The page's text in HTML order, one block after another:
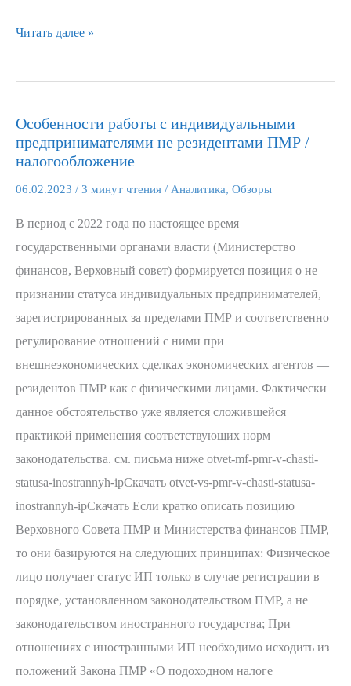
Читать далее »
Особенности работы с индивидуальными
предпринимателями не резидентами ПМР /
налогообложение
06.02.2023 / 3 минут чтения / Аналитика, Обзоры
В период с 2022 года по настоящее время
государственными органами власти (Министерство
финансов, Верховный совет) формируется позиция о не
признании статуса индивидуальных предпринимателей,
зарегистрированных за пределами ПМР и соответственно
регулирование отношений с ними при
внешнеэкономических сделках экономических агентов —
резидентов ПМР как с физическими лицами. Фактически
данное обстоятельство уже является сложившейся
практикой применения соответствующих норм
законодательства. см. письма ниже otvet-mf-pmr-v-chasti-
statusa-inostrannyh-ipСкачать otvet-vs-pmr-v-chasti-statusa-
inostrannyh-ipСкачать Если кратко описать позицию
Верховного Совета ПМР и Министерства финансов ПМР,
то они базируются на следующих принципах: Физическое
лицо получает статус ИП только в случае регистрации в
порядке, установленном законодательством ПМР, а не
законодательством иностранного государства; При
отношениях с иностранными ИП необходимо исходить из
положений Закона ПМР «О подоходном налоге
Особенности
работы
с
индивидуальными
предпринимателями
не
резидентами
ПМР
/
налогообложение